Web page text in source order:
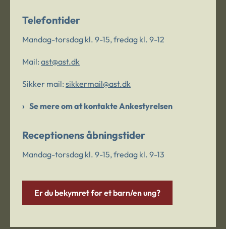
Telefontider
Mandag-torsdag kl. 9-15, fredag kl. 9-12
Mail: ast@ast.dk
Sikker mail: sikkermail@ast.dk
Se mere om at kontakte Ankestyrelsen
Receptionens åbningstider
Mandag-torsdag kl. 9-15, fredag kl. 9-13
Er du bekymret for et barn/en ung?